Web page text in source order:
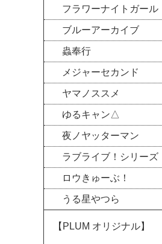
フラワーナイトガール
ブルーアーカイブ
蟲奉行
メジャーセカンド
ヤマノススメ
ゆるキャン△
夜ノヤッターマン
ラブライブ！シリーズ
ロウきゅーぶ！
うる星やつら
【PLUM オリジナル】